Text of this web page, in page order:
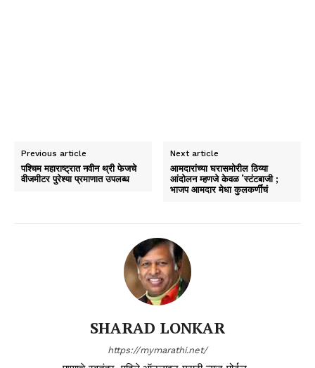
Previous article
पश्चिम महाराष्ट्रात नवीन थ्री फेजचे
वीजमीटर पुरेश्या प्रमाणात उपलब्ध
Next article
आमदारांच्या घरासमोरील ठिय्या
आंदोलन म्हणजे केवळ ‘स्टंटबाजी ;
भाजप आमदार मेधा कुलकर्णींचं
SHARAD LONKAR
https://mymarathi.net/